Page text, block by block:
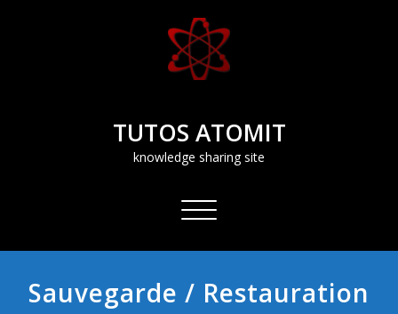
TUTOS ATOMIT
knowledge sharing site
Afficher/masquer
navigation
Sauvegarde / Restauration